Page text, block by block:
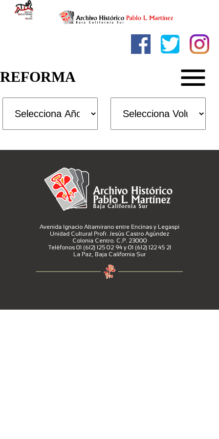
REFORMA
Avenida Ignacio Altamirano entre Encinas y Legaspi
Unidad Cultural Profr. Jesús Castro Agúndez
Colonia Centro. C.P. 23000
Teléfonos 01 (612) 125 02 94 y 01 (612) 122 45 21
La Paz, Baja California Sur